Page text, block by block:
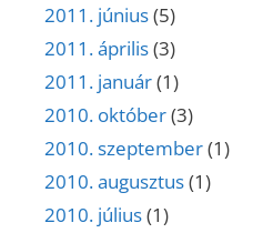
2011. június(5)
2011. április(3)
2011. január(1)
2010. október(3)
2010. szeptember(1)
2010. augusztus(1)
2010. július(1)